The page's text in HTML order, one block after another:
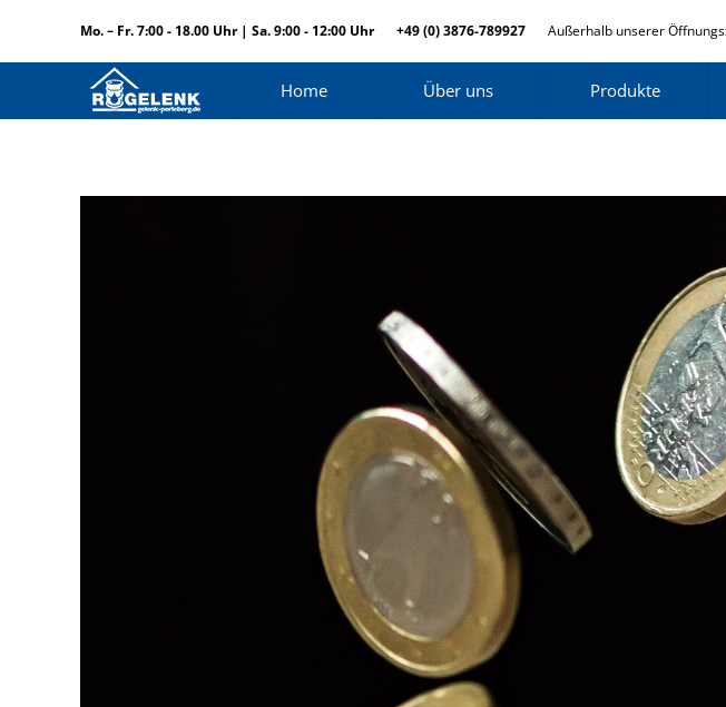
Mo. – Fr. 7:00 - 18.00 Uhr | Sa. 9:00 - 12:00 Uhr +49 (0) 3876-789927 Außerhalb unserer
Home Über uns Produkte